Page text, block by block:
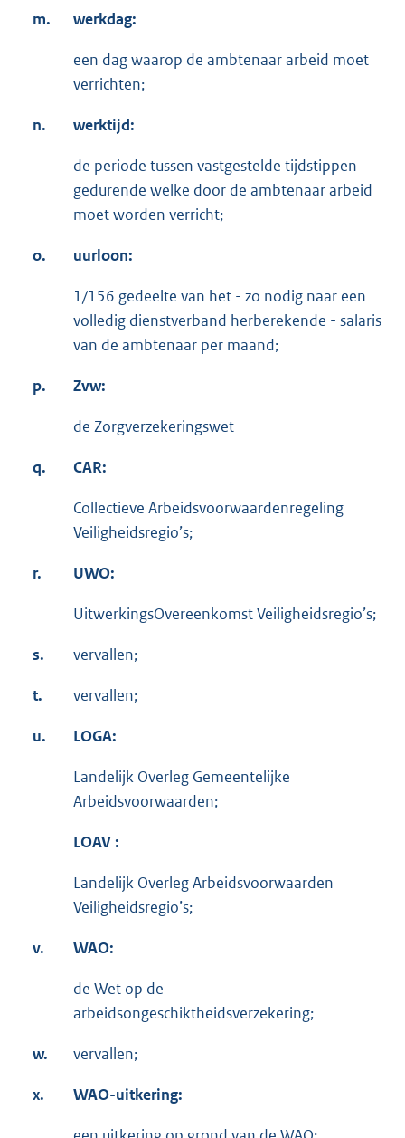
m. werkdag:
een dag waarop de ambtenaar arbeid moet
verrichten;
n. werktijd:
de periode tussen vastgestelde tijdstippen
gedurende welke door de ambtenaar arbeid
moet worden verricht;
o. uurloon:
1/156 gedeelte van het - zo nodig naar een
volledig dienstverband herberekende - salaris
van de ambtenaar per maand;
p. Zvw:
de Zorgverzekeringswet
q. CAR:
Collectieve Arbeidsvoorwaardenregeling
Veiligheidsregio’s;
r. UWO:
UitwerkingsOvereenkomst Veiligheidsregio’s;
s. vervallen;
t. vervallen;
u. LOGA:
Landelijk Overleg Gemeentelijke
Arbeidsvoorwaarden;
LOAV :
Landelijk Overleg Arbeidsvoorwaarden
Veiligheidsregio’s;
v. WAO:
de Wet op de
arbeidsongeschiktheidsverzekering;
w. vervallen;
x. WAO-uitkering: